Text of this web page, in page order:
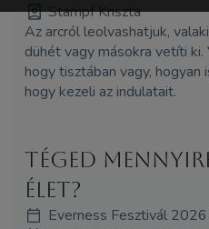
Stampf Kriszta
Az arcról leolvashatjuk,
dühét vagy másokra vetíti ki.
hogy tisztában vagy, hogyan
hogy kezeli az indulatait.
Téged
élet?
Everness Fesztivál 2026